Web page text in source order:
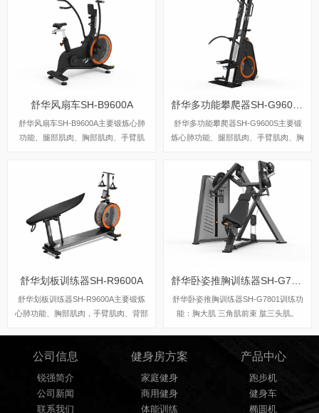
架、USB充电功能，管座可纵向调整3
00mm和水平调整50mm，张力旋钮采
用电动调整，制作电磁铁阻力，传输系
统多沟皮带J型8沟。
种创新训练模式，使用者可以自由切
换。
舒华风扇车SH-B9600A
舒华风扇车SH-B9600A主要锻炼心肺
功能、腿部肌肉、胸部肌肉、手臂肌
舒华多功能攀爬器SH-G9600S
舒华多功能攀爬器SH-G9600S主要锻
炼心肺功能、腿部肌肉、手臂肌肉、胸
舒华划板训练器SH-R9600A
舒华划板训练器SH-R9600A主要锻炼
心肺功能、胸部肌肉，手臂肌肉、背部
舒华卧姿推胸训练器SH-G7801
舒华卧姿推胸训练器SH-G7801训练功
能：胸大肌 三角肌前束 肱三头肌​。
公司信息
锐强简介
公司新闻
联系我们
健身房方案
家庭健身
商用健身
体能训练
产品中心
跑步机
健身车
椭圆机